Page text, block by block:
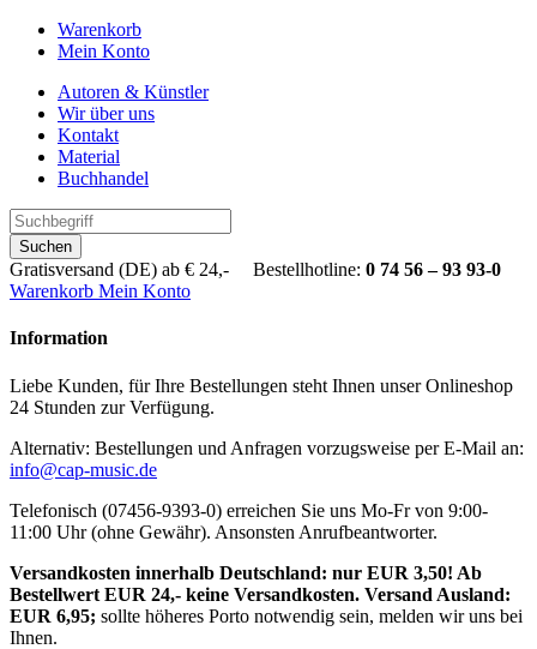
Warenkorb
Mein Konto
Autoren & Künstler
Wir über uns
Kontakt
Material
Buchhandel
Suchen
Gratisversand (DE) ab € 24,- Bestellhotline: 0 74 56 – 93 93-0
Warenkorb Mein Konto
Information
Liebe Kunden, für Ihre Bestellungen steht Ihnen unser Onlineshop
24 Stunden zur Verfügung.
Alternativ: Bestellungen und Anfragen vorzugsweise per E-Mail an:
info@cap-music.de
Telefonisch (07456-9393-0) erreichen Sie uns Mo-Fr von 9:00-
11:00 Uhr (ohne Gewähr). Ansonsten Anrufbeantworter.
Versandkosten innerhalb Deutschland: nur EUR 3,50! Ab
Bestellwert EUR 24,- keine Versandkosten. Versand Ausland:
EUR 6,95; sollte höheres Porto notwendig sein, melden wir uns bei
Ihnen.